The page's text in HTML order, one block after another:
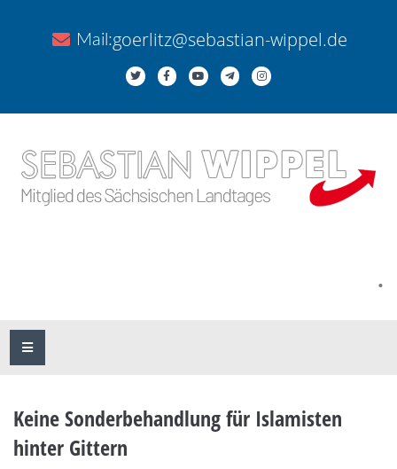
Mail:goerlitz@sebastian-wippel.de
.
Keine Sonderbehandlung für Islamisten
hinter Gittern